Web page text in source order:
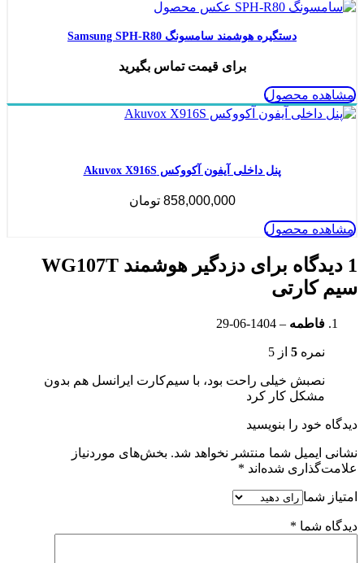
دستگیره هوشمند سامسونگ Samsung SPH-R80
برای قیمت تماس بگیرید
مشاهده محصول
پنل داخلی آیفون آکووکس Akuvox X916S
858,000,000 تومان
مشاهده محصول
1 دیدگاه برای
دزدگیر هوشمند WG107T
سیم کارتی
فاطمه –
1404-06-29
نمره 5 از 5
نصبش خیلی راحت بود، با سیم‌کارت ایرانسل هم بدون
مشکل کار کرد
دیدگاه خود را بنویسید
نشانی ایمیل شما منتشر نخواهد شد. بخش‌های موردنیاز
علامت‌گذاری شده‌اند *
امتیاز شما
دیدگاه شما *